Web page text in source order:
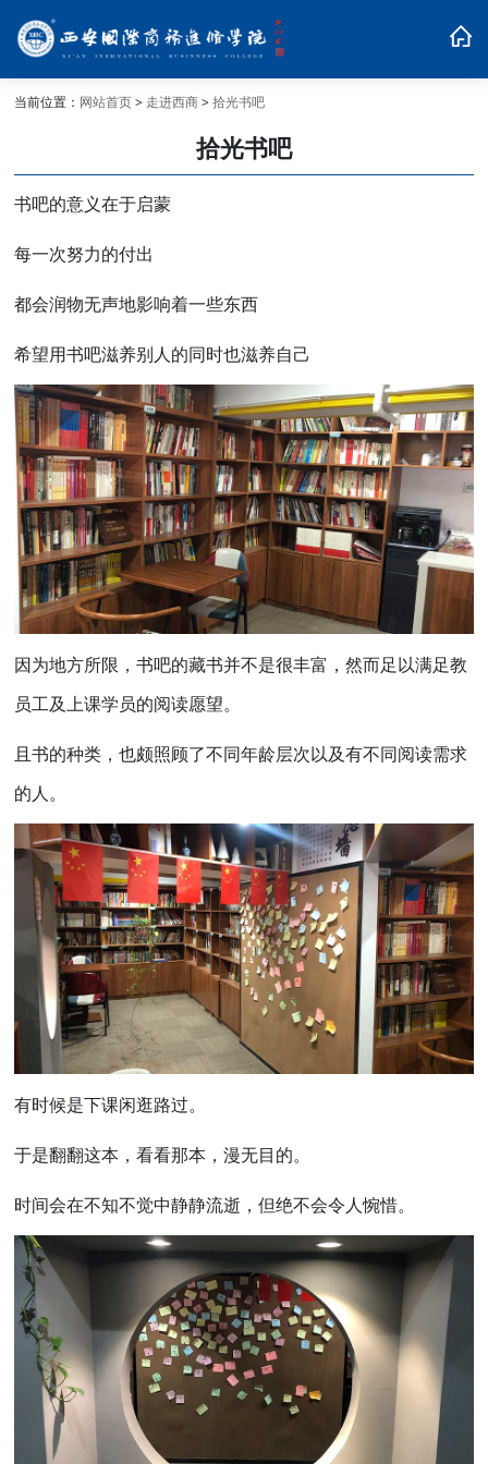
当前位置： 网站首页> 走进西商>拾光书吧
拾光书吧
书吧的意义在于启蒙
每一次努力的付出
都会润物无声地影响着一些东西
希望用书吧滋养别人的同时也滋养自己
因为地方所限，书吧的藏书并不是很丰富，然而足以满足教
员工及上课学员的阅读愿望。
且书的种类，也颇照顾了不同年龄层次以及有不同阅读需求
的人。
有时候是下课闲逛路过。
于是翻翻这本，看看那本，漫无目的。
时间会在不知不觉中静静流逝，但绝不会令人惋惜。